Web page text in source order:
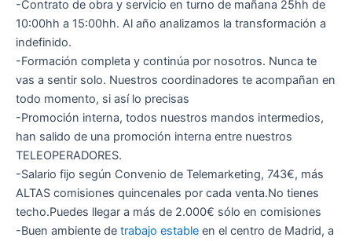
-Contrato de obra y servicio en turno de mañana 25hh de
10:00hh a 15:00hh. Al año analizamos la transformación a
indefinido.
-Formación completa y continúa por nosotros. Nunca te
vas a sentir solo. Nuestros coordinadores te acompañan en
todo momento, si así lo precisas
-Promoción interna, todos nuestros mandos intermedios,
han salido de una promoción interna entre nuestros
TELEOPERADORES.
-Salario fijo según Convenio de Telemarketing, 743€, más
ALTAS comisiones quincenales por cada venta.No tienes
techo.Puedes llegar a más de 2.000€ sólo en comisiones
-Buen ambiente de trabajo estable en el centro de Madrid, a